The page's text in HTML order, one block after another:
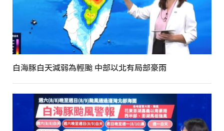
白海豚白天減弱為輕颱 中部以北有局部豪雨